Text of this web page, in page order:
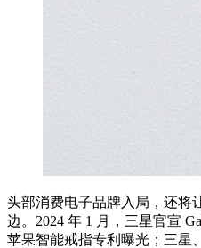
头部消费电子品牌入局，还将
边。2024 年 1 月，三星官宣
苹果智能戒指专利曝光；三星